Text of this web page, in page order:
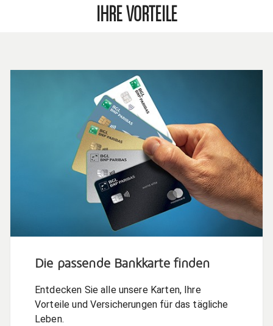
IHRE VORTEILE
Die passende Bankkarte finden
Entdecken Sie alle unsere Karten, Ihre
Vorteile und Versicherungen für das tägliche
Leben.